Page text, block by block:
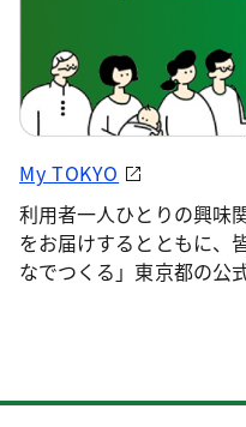
My TOKYO
利用者一人ひとりの興味
をお届けするとともに、
なでつくる」東京都の公